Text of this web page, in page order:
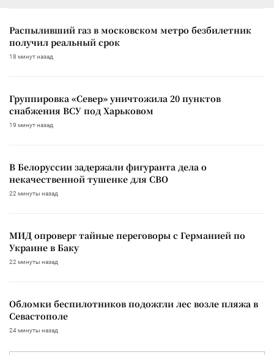
Распыливший газ в московском метро безбилетник
получил реальный срок
18 минут назад
Группировка «Север» уничтожила 20 пунктов
снабжения ВСУ под Харьковом
19 минут назад
В Белоруссии задержали фигуранта дела о
некачественной тушенке для СВО
22 минуты назад
МИД опроверг тайные переговоры с Германией по
Украине в Баку
22 минуты назад
Обломки беспилотников подожгли лес возле пляжа в
Севастополе
24 минуты назад